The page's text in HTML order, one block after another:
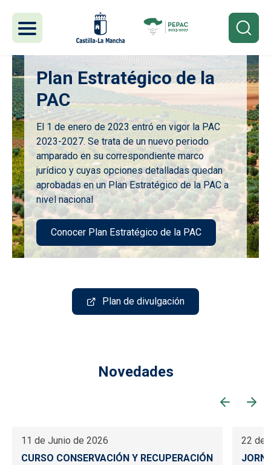
Plan Estratégico de la
PAC
El 1 de enero de 2023 entró en vigor la PAC
2023-2027. Se trata de un nuevo periodo
amparado en su correspondiente marco
jurídico y cuyas opciones detalladas quedan
aprobadas en un Plan Estratégico de la PAC a
nivel nacional
Conocer Plan Estratégico de la PAC
Imagen
Plan de divulgación
Novedades
11 de Junio de 2026
CURSO CONSERVACIÓN Y RECUPERACIÓN
22 de